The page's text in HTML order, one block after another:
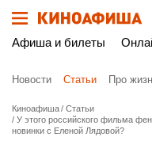
Афиша и билеты
Новости Статьи Про
Киноафиша
Статьи
У этого российского фильма
новинки с Еленой Лядовой?